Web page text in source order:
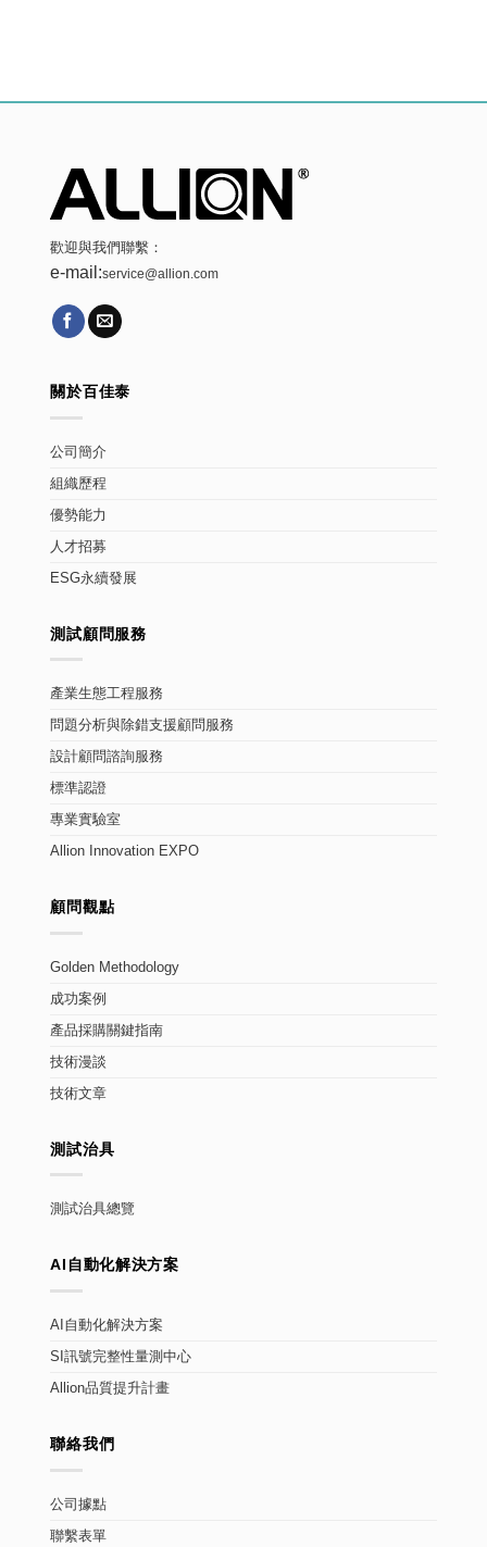
歡迎與我們聯繫：
e-mail:service@allion.com
關於百佳泰
公司簡介
組織歷程
優勢能力
人才招募
ESG永續發展
測試顧問服務
產業生態工程服務
問題分析與除錯支援顧問服務
設計顧問諮詢服務
標準認證
專業實驗室
Allion Innovation EXPO
顧問觀點
Golden Methodology
成功案例
產品採購關鍵指南
技術漫談
技術文章
測試治具
測試治具總覽
AI自動化解決方案
AI自動化解決方案
SI訊號完整性量測中心
Allion品質提升計畫
聯絡我們
公司據點
聯繫表單